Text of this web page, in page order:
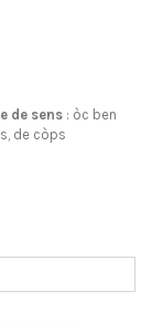
de sens : òc ben
s, de còps